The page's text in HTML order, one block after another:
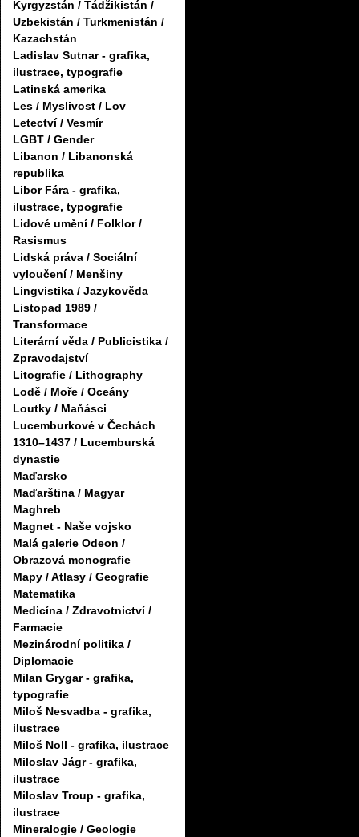
Kyrgyzstán / Tádžikistán /
Uzbekistán / Turkmenistán /
Kazachstán
Ladislav Sutnar - grafika,
ilustrace, typografie
Latinská amerika
Les / Myslivost / Lov
Letectví / Vesmír
LGBT / Gender
Libanon / Libanonská
republika
Libor Fára - grafika,
ilustrace, typografie
Lidové umění / Folklor /
Rasismus
Lidská práva / Sociální
vyloučení / Menšiny
Lingvistika / Jazykověda
Listopad 1989 /
Transformace
Literární věda / Publicistika /
Zpravodajství
Litografie / Lithography
Lodě / Moře / Oceány
Loutky / Maňásci
Lucemburkové v Čechách
1310–1437 / Lucemburská
dynastie
Maďarsko
Maďarština / Magyar
Maghreb
Magnet - Naše vojsko
Malá galerie Odeon /
Obrazová monografie
Mapy / Atlasy / Geografie
Matematika
Medicína / Zdravotnictví /
Farmacie
Mezinárodní politika /
Diplomacie
Milan Grygar - grafika,
typografie
Miloš Nesvadba - grafika,
ilustrace
Miloš Noll - grafika, ilustrace
Miloslav Jágr - grafika,
ilustrace
Miloslav Troup - grafika,
ilustrace
Mineralogie / Geologie